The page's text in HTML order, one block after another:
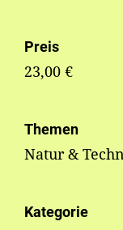
Preis
23,00 €
Themen
Natur &
Kategorie